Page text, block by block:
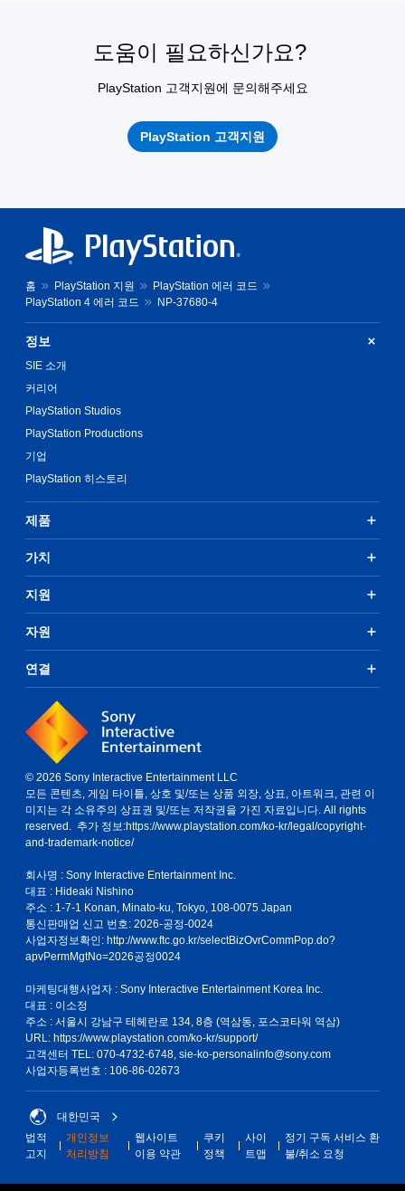
도움이 필요하신가요?
PlayStation 고객지원에 문의해주세요
PlayStation 고객지원
홈 PlayStation 지원
PlayStation 에러 코드
PlayStation 4 에러 코드
NP-37680-4
정보
SIE 소개
커리어
PlayStation Studios
PlayStation Productions
기업
PlayStation 히스토리
제품
가치
지원
자원
연결
© 2026 Sony Interactive Entertainment LLC
모든 콘텐츠, 게임 타이틀, 상호 및/또는 상품 외장, 상표, 아트워크, 관련 이
미지는 각 소유주의 상표권 및/또는 저작권을 가진 자료입니다. All rights
reserved. 추가 정보:https://www.playstation.com/ko-kr/legal/copyright-
and-trademark-notice/
회사명 : Sony Interactive Entertainment Inc.
대표 : Hideaki Nishino
주소 : 1-7-1 Konan, Minato-ku, Tokyo, 108-0075 Japan
통신판매업 신고 번호: 2026-공정-0024
사업자정보확인: http://www.ftc.go.kr/selectBizOvrCommPop.do?
apvPermMgtNo=2026공정0024
마케팅대행사업자 : Sony Interactive Entertainment Korea Inc.
대표 : 이소정
주소 : 서울시 강남구 테헤란로 134, 8층 (역삼동, 포스코타워 역삼)
URL: https://www.playstation.com/ko-kr/support/
고객센터 TEL: 070-4732-6748, sie-ko-personalinfo@sony.com
사업자등록번호 : 106-86-02673
대한민국
법적
고지
개인정보
처리방침
웹사이트
이용 약관
쿠키
정책
사이
트맵
정기 구독 서비스 환
불/취소 요청